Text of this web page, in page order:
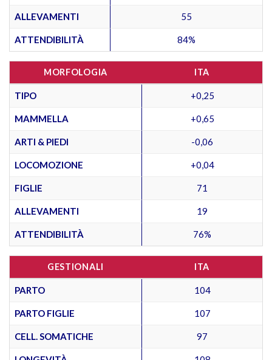
ALLEVAMENTI 55
ATTENDIBILITÀ 84%
MORFOLOGIA ITA
TIPO +0,25
MAMMELLA +0,65
ARTI & PIEDI -0,06
LOCOMOZIONE +0,04
FIGLIE 71
ALLEVAMENTI 19
ATTENDIBILITÀ 76%
GESTIONALI ITA
PARTO 104
PARTO FIGLIE 107
CELL. SOMATICHE 97